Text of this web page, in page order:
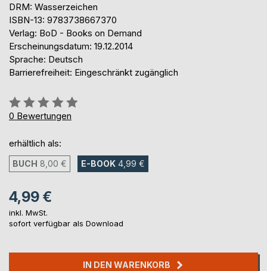
DRM: Wasserzeichen
ISBN-13: 9783738667370
Verlag: BoD - Books on Demand
Erscheinungsdatum: 19.12.2014
Sprache: Deutsch
Barrierefreiheit: Eingeschränkt zugänglich
Bewertung::
0%
0 Bewertungen
erhältlich als:
BUCH 8,00 € E-BOOK 4,99 €
4,99 €
inkl. MwSt.
sofort verfügbar als Download
IN DEN WARENKORB